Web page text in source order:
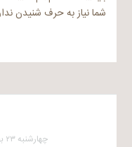
شما نیاز به حرف شنیدن
چهارشنبه ۲۳ بهمن ۱۳۸۷ در ۵:۳۴ بعد از ظهر